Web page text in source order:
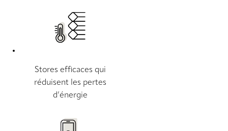
Stores efficaces qui
réduisent les pertes
d’énergie